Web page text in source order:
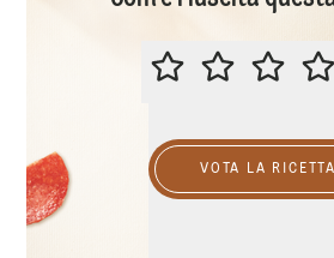
VALUTA
VOTA LA RICETTA